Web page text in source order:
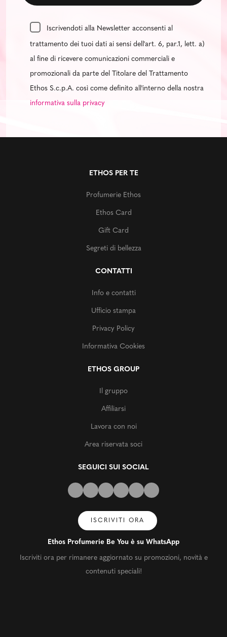
Iscrivendoti alla Newsletter acconsenti al
trattamento dei tuoi dati ai sensi dell'art. 6, par.1, lett. a)
al fine di ricevere comunicazioni commerciali e
promozionali da parte del Titolare del Trattamento
Ethos S.c.p.A. così come definito all'interno della nostra
informativa sulla privacy
ETHOS PER TE
Profumerie Ethos
Ethos Card
Gift Card
Segreti di bellezza
CONTATTI
Info e contatti
Ufficio stampa
Privacy Policy
Informativa Cookies
ETHOS GROUP
Il gruppo
Affiliarsi
Lavora con noi
Area riservata soci
SEGUICI SUI SOCIAL
ISCRIVITI ORA
Ethos Profumerie Be You è su WhatsApp
Iscriviti ora per rimanere aggiornato su promozioni, novità e
contenuti speciali!